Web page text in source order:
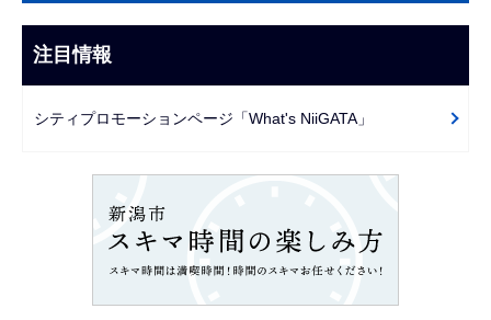
こ
ま
で
ビ
ー
注目情報
シティプロモーションページ「What's NiiGATA」